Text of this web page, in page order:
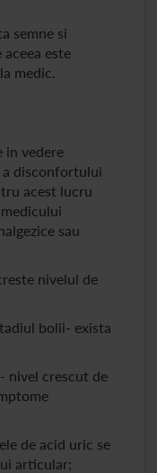
semne si
este
medic.
in vedere
a disconfortului
acest lucru
sau
nivelul de
bolii- exista
nivel crescut de
de acid uric se
articular;